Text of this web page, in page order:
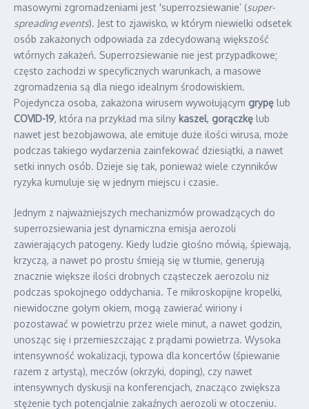
masowymi zgromadzeniami jest 'superrozsiewanie’ (super-
spreading events). Jest to zjawisko, w którym niewielki odsetek
osób zakażonych odpowiada za zdecydowaną większość
wtórnych zakażeń. Superrozsiewanie nie jest przypadkowe;
często zachodzi w specyficznych warunkach, a masowe
zgromadzenia są dla niego idealnym środowiskiem.
Pojedyncza osoba, zakażona wirusem wywołującym grypę lub
COVID-19, która na przykład ma silny kaszel, gorączkę lub
nawet jest bezobjawowa, ale emituje duże ilości wirusa, może
podczas takiego wydarzenia zainfekować dziesiątki, a nawet
setki innych osób. Dzieje się tak, ponieważ wiele czynników
ryzyka kumuluje się w jednym miejscu i czasie.
Jednym z najważniejszych mechanizmów prowadzących do
superrozsiewania jest dynamiczna emisja aerozoli
zawierających patogeny. Kiedy ludzie głośno mówią, śpiewają,
krzyczą, a nawet po prostu śmieją się w tłumie, generują
znacznie większe ilości drobnych cząsteczek aerozolu niż
podczas spokojnego oddychania. Te mikroskopijne kropelki,
niewidoczne gołym okiem, mogą zawierać wiriony i
pozostawać w powietrzu przez wiele minut, a nawet godzin,
unosząc się i przemieszczając z prądami powietrza. Wysoka
intensywność wokalizacji, typowa dla koncertów (śpiewanie
razem z artystą), meczów (okrzyki, doping), czy nawet
intensywnych dyskusji na konferencjach, znacząco zwiększa
stężenie tych potencjalnie zakaźnych aerozoli w otoczeniu.